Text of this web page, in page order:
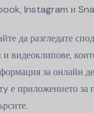
Instagram и
да разгледате
видеоклипове,
за онлайн
е приложението за